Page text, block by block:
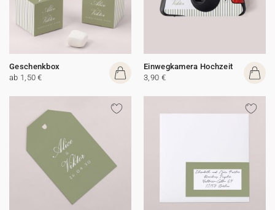
Geschenkbox
ab 1,50 €
Einwegkamera Hochzeit
3,90 €